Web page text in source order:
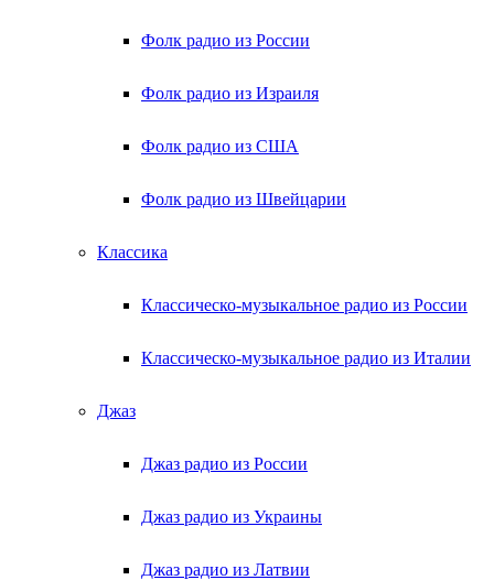
Фолк радио из России
Фолк радио из Израиля
Фолк радио из США
Фолк радио из Швейцарии
Классика
Классическо-музыкальное радио из России
Классическо-музыкальное радио из Италии
Джаз
Джаз радио из России
Джаз радио из Украины
Джаз радио из Латвии